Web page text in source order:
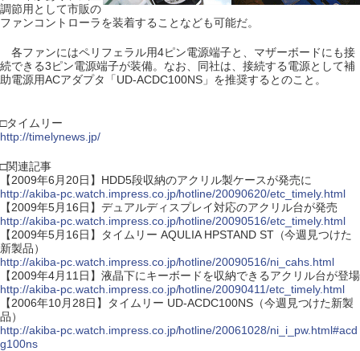
調節用として市販の
ファンコントローラを装着することなども可能だ。
各ファンにはペリフェラル用4ピン電源端子と、マザーボードにも接
続できる3ピン電源端子が装備。なお、同社は、接続する電源として補
助電源用ACアダプタ「UD-ACDC100NS」を推奨するとのこと。
□タイムリー
http://timelynews.jp/
□関連記事
【2009年6月20日】HDD5段収納のアクリル製ケースが発売に
http://akiba-pc.watch.impress.co.jp/hotline/20090620/etc_timely.html
【2009年5月16日】デュアルディスプレイ対応のアクリル台が発売
http://akiba-pc.watch.impress.co.jp/hotline/20090516/etc_timely.html
【2009年5月16日】タイムリー AQULIA HPSTAND ST（今週見つけた
新製品）
http://akiba-pc.watch.impress.co.jp/hotline/20090516/ni_cahs.html
【2009年4月11日】液晶下にキーボードを収納できるアクリル台が登場
http://akiba-pc.watch.impress.co.jp/hotline/20090411/etc_timely.html
【2006年10月28日】タイムリー UD-ACDC100NS（今週見つけた新製
品）
http://akiba-pc.watch.impress.co.jp/hotline/20061028/ni_i_pw.html#acd
g100ns